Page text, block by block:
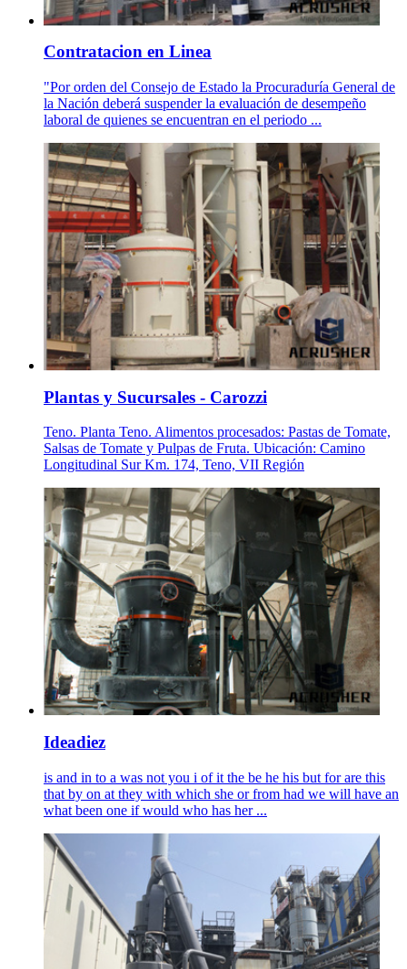
Contratacion en Linea
"Por orden del Consejo de Estado la Procuraduría General de
la Nación deberá suspender la evaluación de desempeño
laboral de quienes se encuentran en el periodo ...
Plantas y Sucursales - Carozzi
Teno. Planta Teno. Alimentos procesados: Pastas de Tomate,
Salsas de Tomate y Pulpas de Fruta. Ubicación: Camino
Longitudinal Sur Km. 174, Teno, VII Región
Ideadiez
is and in to a was not you i of it the be he his but for are this
that by on at they with which she or from had we will have an
what been one if would who has her ...